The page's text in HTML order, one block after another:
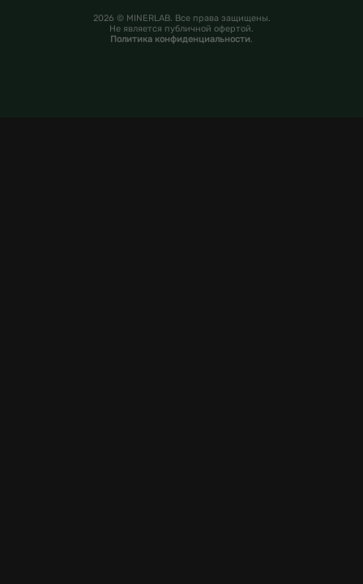
2026 © MINERLAB. Все права защищены.
Не является публичной офертой.
Политика конфиденциальности.